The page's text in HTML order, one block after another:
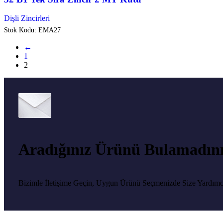
Dişli Zincirleri
Stok Kodu: EMA27
←
1
2
Aradığınız Ürünü
Bizimle İletişime Geçin, Uygun Ürünü Seçmenizde Size